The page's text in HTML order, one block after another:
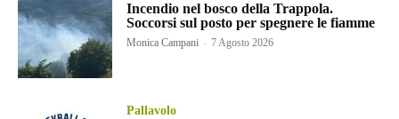
Incendio nel bosco della Trappola.
Soccorsi sul posto per spegnere le fiamme
Monica Campani - 7 Agosto 2026
Pallavolo